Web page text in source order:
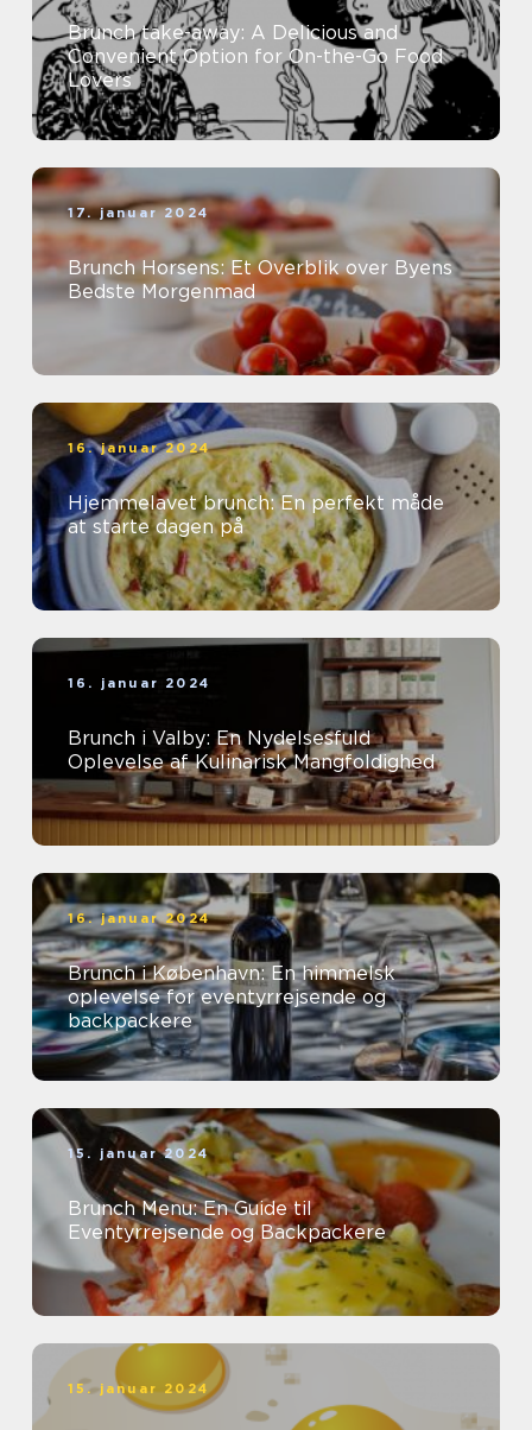
Brunch take-away: A Delicious and
Convenient Option for On-the-Go Food
Lovers
17. januar 2024
Brunch Horsens: Et Overblik over Byens
Bedste Morgenmad
16. januar 2024
Hjemmelavet brunch: En perfekt måde
at starte dagen på
16. januar 2024
Brunch i Valby: En Nydelsesfuld
Oplevelse af Kulinarisk Mangfoldighed
16. januar 2024
Brunch i København: En himmelsk
oplevelse for eventyrrejsende og
backpackere
15. januar 2024
Brunch Menu: En Guide til
Eventyrrejsende og Backpackere
15. januar 2024